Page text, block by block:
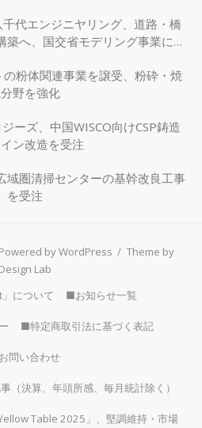
代エンジニヤリング、道路・橋
へ、国交省モデリング事業に採
粉体関連事業を譲受、粉砕・焼
野を強化
ーズ、中国WISCO向けCSP鋳造
ン改造を受注
域圏清掃センターの基幹改良工事
を受注
Powered by WordPress / Theme by
Design Lab
について
■お知らせ一覧
■特定商取引法に基づく表記
問い合わせ
決算、年頭所感、毎月統計除く）
Table 2025」、堅調維持・市場